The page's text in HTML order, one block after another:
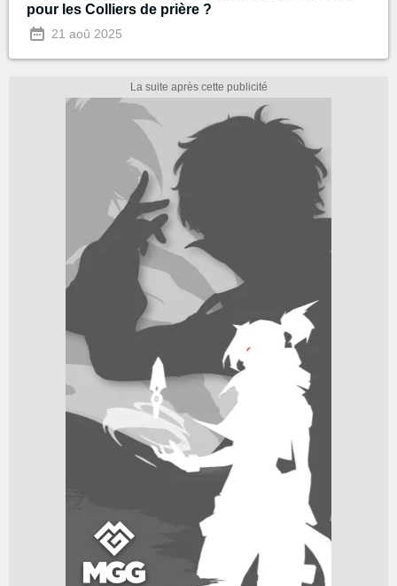
pour les Colliers de prière ?
21 aoû 2025